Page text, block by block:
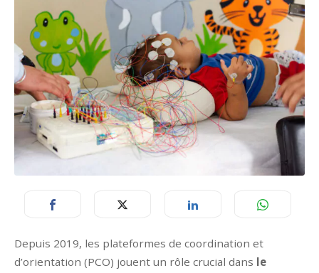
Depuis 2019, les plateformes de coordination et
d’orientation (PCO) jouent un rôle crucial dans le